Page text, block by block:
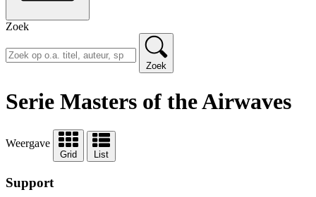
Zoek
Zoek
Serie Masters of the Airwaves
Weergave
Grid List
Support